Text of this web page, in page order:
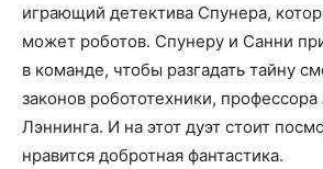
играющий детектива Спунера,
может роботов. Спунеру и Санни
в команде, чтобы разгадать тайну
законов робототехники,
Лэннинга. И на этот дуэт стоит
нравится добротная фантастика.